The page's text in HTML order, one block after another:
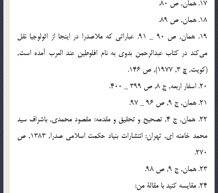
17. همان, ص 80.
18. همان, ص 89.
19. همان, ص 90 _ 91. عباراتی که ملاصدرا در اينجا از اثولوجيا نقل
مي‌کند در کتاب عبدالرحمن بدوی به نام افلوطين عند العرب آمده است,
(کويت, چ 3, 1977), ص 146.
20. اسفار اربعه, ج 8, ص 399 _ 400.
21. همان, ج 9, ص 96 _ 97.
22. همان, ج 4, تصحيح و تحقيق و مقدمه: مقصود محمدی, باشراف سيد
محمد خامنه ای, تهران: انتشارات بنياد حکمت اسلامی صدرا, 1383, ص
270.
23. همان, ج 9, ص 98.
24. مقايسه کنيد با مقالة من: